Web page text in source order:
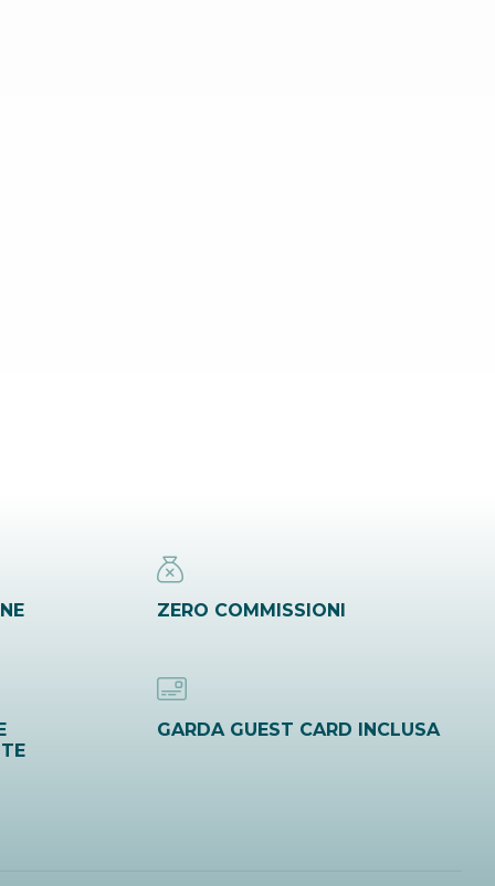
ZERO COMMISSIONI
GARDA GUEST CARD INCLUSA